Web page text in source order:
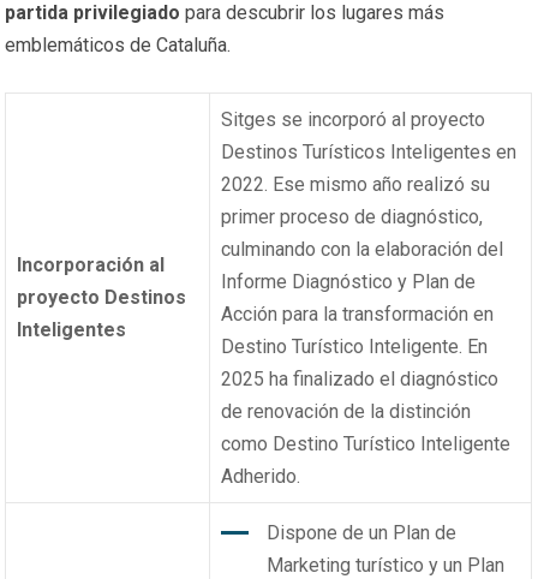
partida privilegiado para descubrir los lugares más
emblemáticos de Cataluña.
Incorporación al
proyecto Destinos
Inteligentes
Sitges se incorporó al proyecto
Destinos Turísticos Inteligentes en
2022. Ese mismo año realizó su
primer proceso de diagnóstico,
culminando con la elaboración del
Informe Diagnóstico y Plan de
Acción para la transformación en
Destino Turístico Inteligente. En
2025 ha finalizado el diagnóstico
de renovación de la distinción
como Destino Turístico Inteligente
Adherido.
Dispone de un Plan de
Marketing turístico y un Plan